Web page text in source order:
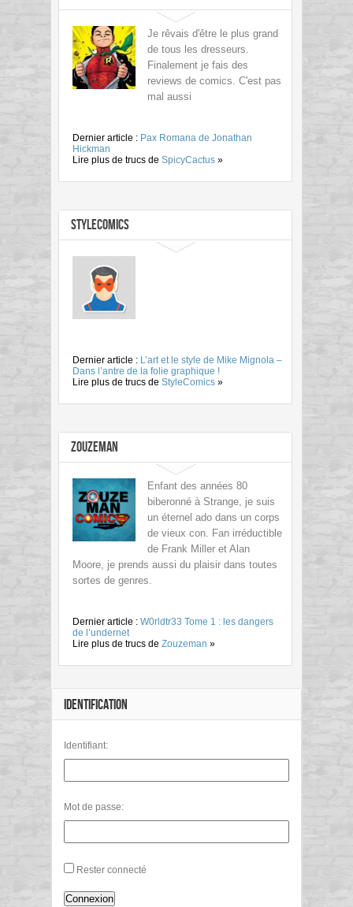
Je rêvais d'être le plus grand
de tous les dresseurs.
Finalement je fais des
reviews de comics. C'est pas
mal aussi
Dernier article : Pax Romana de Jonathan
Hickman
Lire plus de trucs de SpicyCactus »
StyleComics
Dernier article : L’art et le style de Mike Mignola –
Dans l’antre de la folie graphique !
Lire plus de trucs de StyleComics »
Zouzeman
Enfant des années 80
biberonné à Strange, je suis
un éternel ado dans un corps
de vieux con. Fan irréductible
de Frank Miller et Alan
Moore, je prends aussi du plaisir dans toutes
sortes de genres.
Dernier article : W0rldtr33 Tome 1 : les dangers
de l’undernet
Lire plus de trucs de Zouzeman »
IDENTIFICATION
Identifiant:
Mot de passe:
Rester connecté
Connexion